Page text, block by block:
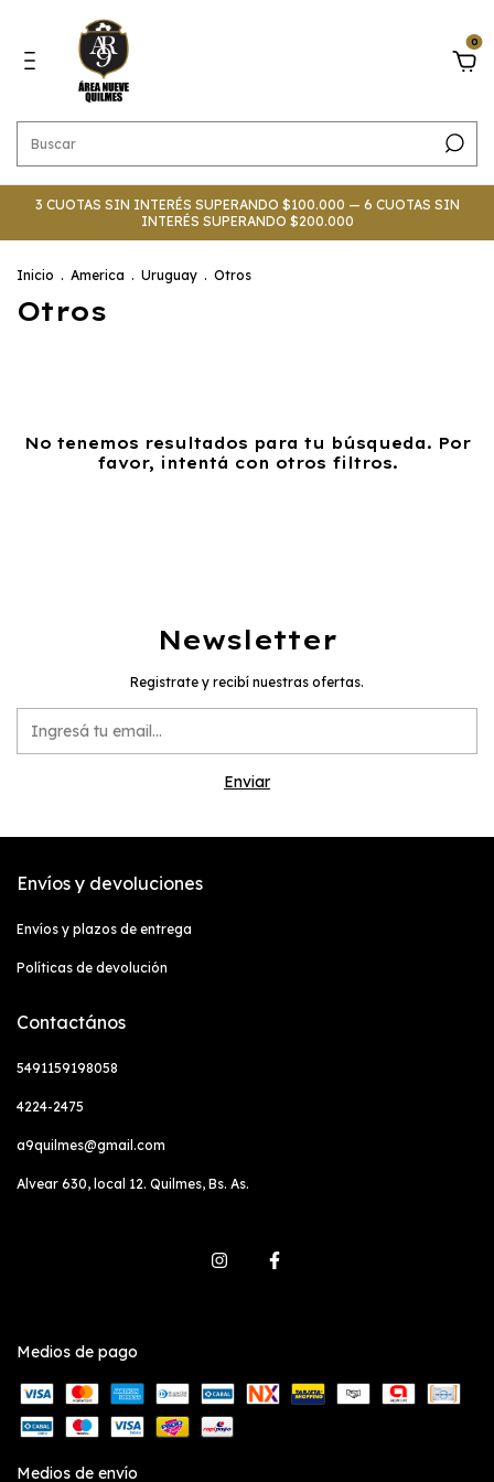
0
3 CUOTAS SIN INTERÉS SUPERANDO $100.000 — 6 CUOTAS SIN
INTERÉS SUPERANDO $200.000
Inicio . America . Uruguay . Otros
Otros
No tenemos resultados para tu búsqueda. Por
favor, intentá con otros filtros.
Newsletter
Registrate y recibí nuestras ofertas.
Envíos y devoluciones
Envíos y plazos de entrega
Políticas de devolución
Contactános
5491159198058
4224-2475
a9quilmes@gmail.com
Alvear 630, local 12. Quilmes, Bs. As.
Medios de pago
Medios de envío